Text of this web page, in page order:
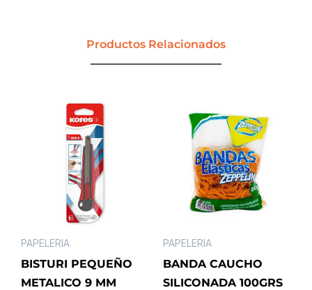
Productos Relacionados
PAPELERIA
BISTURI PEQUEÑO
METALICO 9 MM
PAPELERIA
BANDA CAUCHO
SILICONADA 100GRS